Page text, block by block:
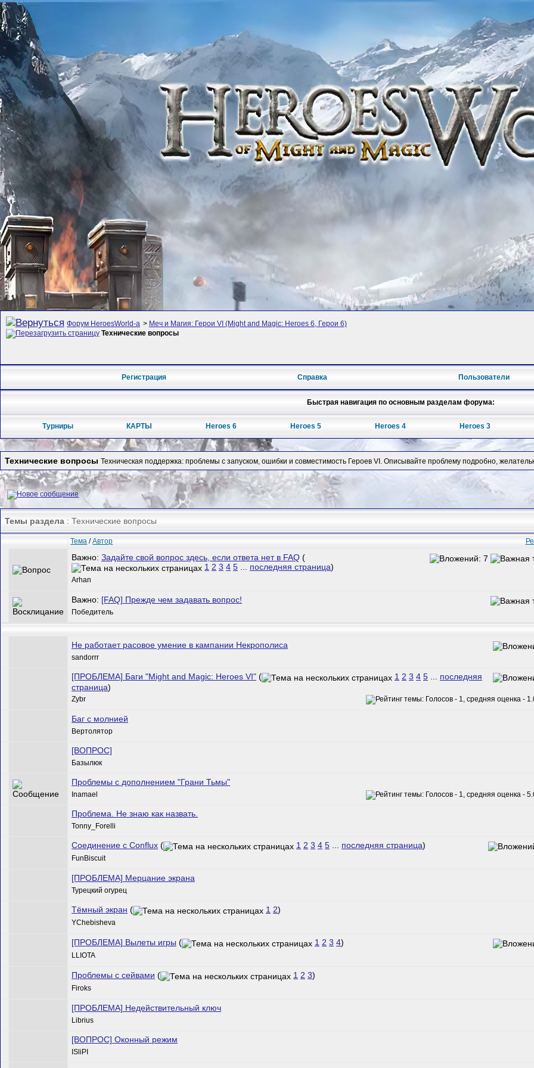
Форум HeroesWorld-а > Меч и Магия: Герои VI (Might and Magic: Heroes 6, Герои 6)
Технические вопросы
Регистрация Справка Пользователи
Быстрая навигация по основным разделам форума:
Турниры КАРТЫ Heroes 6 Heroes 5 Heroes 4 Heroes 3
Технические вопросы Техническая поддержка: проблемы с запуском, ошибки и совместимость Героев VI. Описывайте проблему подробно,
Темы раздела : Технические вопросы
Тема /Автор
Важно: Задайте свой вопрос здесь, если ответа нет в FAQ (
1 2 3 4 5 ... последняя страница)
Arhan
Важно: [FAQ] Прежде чем задавать вопрос!
Победитель
Не работает расовое умение в кампании Некрополиса
sandorrr
[ПРОБЛЕМА] Баги "Might and Magic: Heroes VI" ( 1 2 3 4 5 ... последняя
страница)
Zybr
Баг с молнией
Вертолятор
[ВОПРОС]
Базылюк
Проблемы с дополнением "Грани Тьмы"
Inamael
Проблема. Не знаю как назвать.
Tonny_Forelli
Соединение с Conflux ( 1 2 3 4 5 ... последняя страница)
FunBiscuit
[ПРОБЛЕМА] Мерцание экрана
Турецкий огурец
Тёмный экран ( 1 2)
YChebisheva
[ПРОБЛЕМА] Вылеты игры ( 1 2 3 4)
LLIOTA
Проблемы с сейвами ( 1 2 3)
Firoks
[ПРОБЛЕМА] Недействительный ключ
Librius
[ВОПРОС] Оконный режим
ISliPI